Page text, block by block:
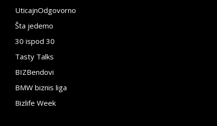
UticajnOdgovorno
Šta jedemo
30 ispod 30
Tasty Talks
BIZBendovi
BMW biznis liga
Bizlife Week